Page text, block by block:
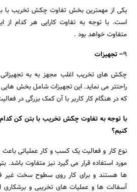
یکی از مهمترین بخش تفاوت چکش تخریب با
است. با توجه به تفاوت کارایی هر کدام از
متفاوت خواهد بود .
9– تجهیزات
چکش های تخریب اغلب مجهز به به تجهیزاتی
راحتتر می نماید. این تجهیزات شامل بخش
که در هنگام کار کاربر با آن کمک بزرگی در
با توجه به تفاوت چکش تخریب با بتن کن
کنیم؟
نوع کار و فعالیت یک کسب و کار عملیاتی
مورد استفاده قرار می گیرد نیز متفاوت باشد.
ها هستند و برای کار روی سطوح سخت غیر
آسفالت ها و عملیات های تخریبی و برشکاری